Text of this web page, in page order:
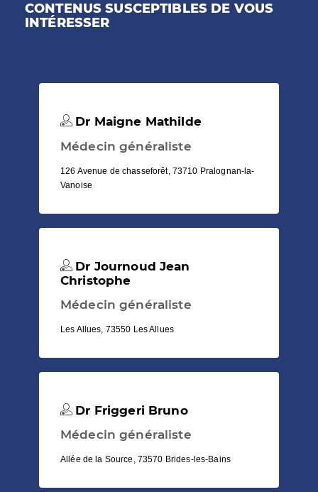
CONTENUS SUSCEPTIBLES DE VOUS
INTÉRESSER
Dr Maigne Mathilde
Médecin généraliste
126 Avenue de chasseforêt, 73710 Pralognan-la-
Vanoise
Dr Journoud Jean
Christophe
Médecin généraliste
Les Allues, 73550 Les Allues
Dr Friggeri Bruno
Médecin généraliste
Allée de la Source, 73570 Brides-les-Bains